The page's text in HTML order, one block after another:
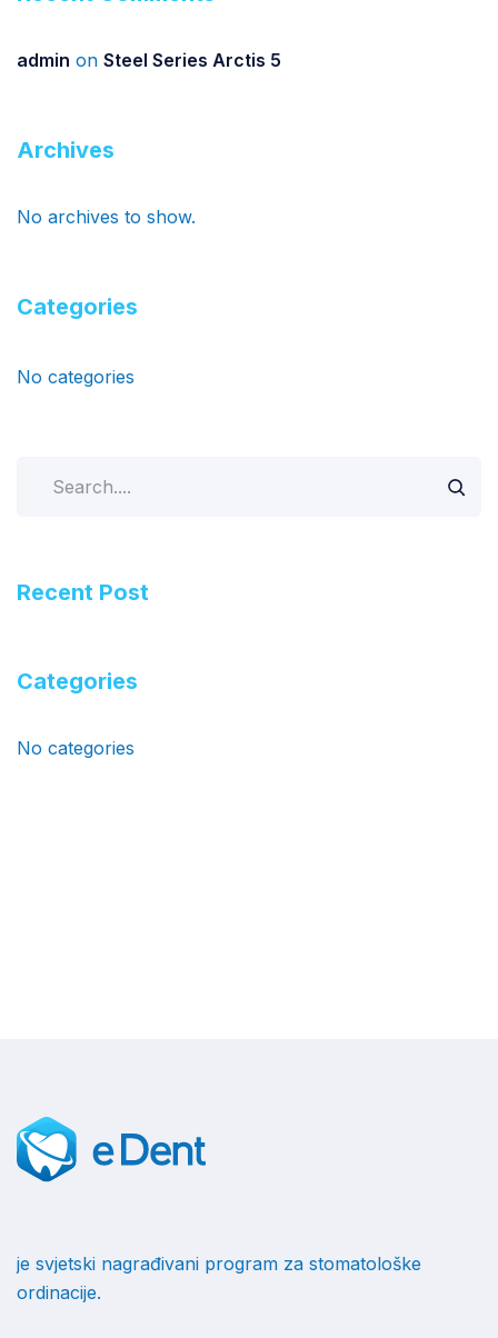
admin on Steel Series Arctis 5
Archives
No archives to show.
Categories
No categories
Recent Post
Categories
No categories
je svjetski nagrađivani program za stomatološke
ordinacije.